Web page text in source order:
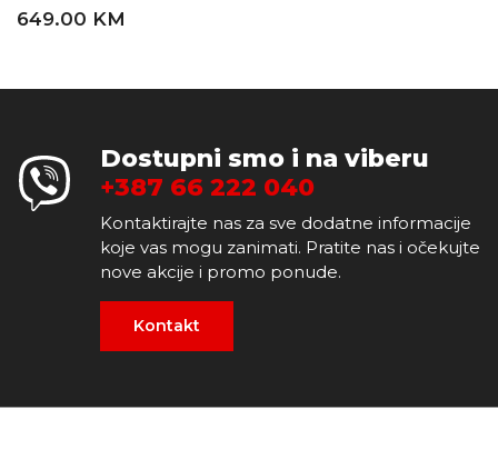
649.00 KM
Dostupni smo i na viberu
+387 66 222 040
Kontaktirajte nas za sve dodatne informacije
koje vas mogu zanimati. Pratite nas i očekujte
nove akcije i promo ponude.
Kontakt